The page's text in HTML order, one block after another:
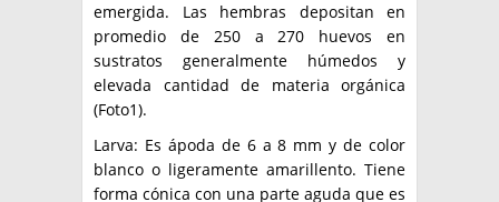
emergida. Las hembras depositan en
promedio de 250 a 270 huevos en
sustratos generalmente húmedos y
elevada cantidad de materia orgánica
(Foto1).
Larva: Es ápoda de 6 a 8 mm y de color
blanco o ligeramente amarillento. Tiene
forma cónica con una parte aguda que es